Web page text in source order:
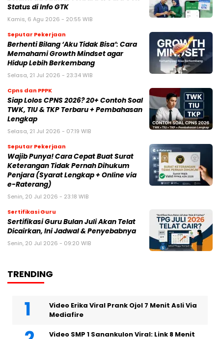
Status di Info GTK
Kamis, 6 Agu 2026 - 20:55 WIB
Seputar Pekerjaan
Berhenti Bilang ‘Aku Tidak Bisa’: Cara
Memahami Growth Mindset agar
Hidup Lebih Berkembang
Selasa, 21 Jul 2026 - 23:34 WIB
Cpns dan PPPK
Siap Lolos CPNS 2026? 20+ Contoh Soal
TWK, TIU & TKP Terbaru + Pembahasan
Lengkap
Selasa, 21 Jul 2026 - 07:19 WIB
Seputar Pekerjaan
Wajib Punya! Cara Cepat Buat Surat
Keterangan Tidak Pernah Dihukum
Penjara (Syarat Lengkap + Online via
e-Raterang)
Senin, 20 Jul 2026 - 23:18 WIB
Sertifikasi Guru
Sertifikasi Guru Bulan Juli Akan Telat
Dicairkan, Ini Jadwal & Penyebabnya
Senin, 20 Jul 2026 - 09:20 WIB
TRENDING
Video Erika Viral Prank Ojol 7 Menit Asli Via
Mediafire
Video SMP 1 Sanankulon Viral: Link 8 Menit